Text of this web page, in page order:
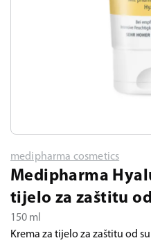
medipharma cosmetics
Medipharma
tijelo za zaštitu
150 ml
Krema za tijelo za zaštitu od